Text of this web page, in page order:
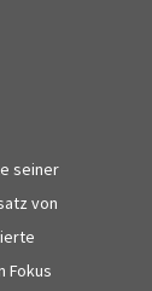
seiner
von
Fokus